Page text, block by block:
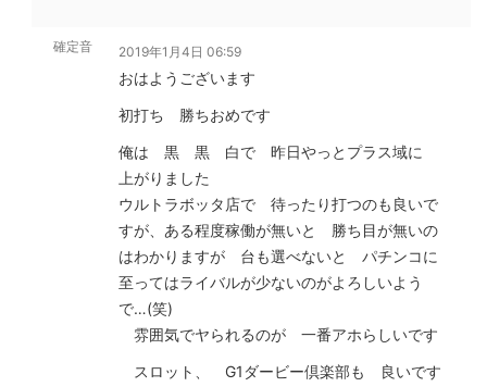
確定音 2019年1月4日 06:59
おはようございます
初打ち 勝ちおめです
俺は 黒 黒 白で 昨日やっとプラス域に
上がりました
ウルトラボッタ店で 待ったり打つのも良いで
すが、ある程度稼働が無いと 勝ち目が無いの
はわかりますが 台も選べないと パチンコに
至ってはライバルが少ないのがよろしいよう
で…(笑)
雰囲気でヤられるのが 一番アホらしいです
スロット、 G1ダービー倶楽部も 良いです